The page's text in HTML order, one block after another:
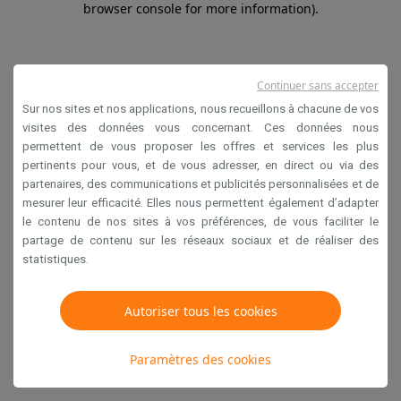
browser console for more information).
Sur nos sites et nos applications, nous recueillons à chacune de vos
visites des données vous concernant. Ces données nous
permettent de vous proposer les offres et services les plus
pertinents pour vous, et de vous adresser, en direct ou via des
partenaires, des communications et publicités personnalisées et de
mesurer leur efficacité. Elles nous permettent également d’adapter
le contenu de nos sites à vos préférences, de vous faciliter le
partage de contenu sur les réseaux sociaux et de réaliser des
statistiques.
Autoriser tous les cookies
Paramètres des cookies
Continuer sans accepter